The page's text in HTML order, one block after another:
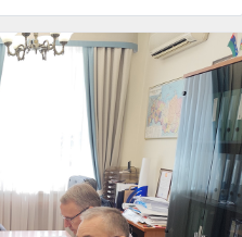
кандидатов, кто
кампании.